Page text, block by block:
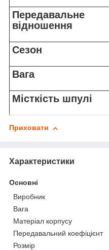
Передавальне
відношення
Сезон
Вага
Місткість шпулі
Приховати
Характеристики
Основні
Виробник
Вага
Матеріал корпусу
Передавальний коефіцієнт
Розмір